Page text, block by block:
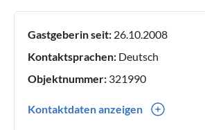
Gastgeberin seit: 26.10.2008
Kontaktsprachen: Deutsch
Objektnummer: 321990
Kontaktdaten anzeigen